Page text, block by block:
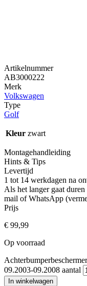
Artikelnummer
AB3000222
Merk
Volkswagen
Type
Golf
Kleur zwart
Montagehandleiding
Hints & Tips
Levertijd
1 tot 14 werkdagen na
Als het langer gaat
mail of WhatsApp
Prijs
€ 99,99
Op voorraad
09.2003-09.2008 aantal
In winkelwagen